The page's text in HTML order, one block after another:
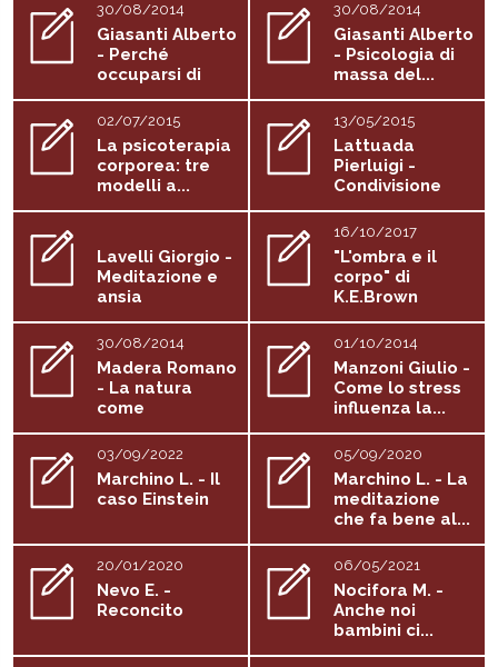
30/08/2014
Giasanti Alberto
- Perché
occuparsi di
ombre?
30/08/2014
Giasanti Alberto
- Psicologia di
massa del...
02/07/2015
La psicoterapia
corporea: tre
modelli a...
13/05/2015
Lattuada
Pierluigi -
Condivisione
Lavelli Giorgio -
Meditazione e
ansia
16/10/2017
"L'ombra e il
corpo" di
K.E.Brown
30/08/2014
Madera Romano
- La natura
come
esercizio...
01/10/2014
Manzoni Giulio -
Come lo stress
influenza la...
03/09/2022
Marchino L. - Il
caso Einstein
05/09/2020
Marchino L. - La
meditazione
che fa bene al...
20/01/2020
Nevo E. -
Reconcito
06/05/2021
Nocifora M. -
Anche noi
bambini ci...